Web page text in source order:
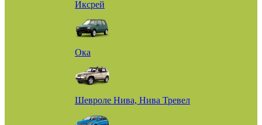
Иксрей
Ока
Шевроле Нива, Нива Тревел